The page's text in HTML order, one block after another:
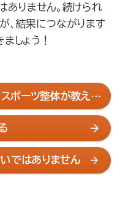
ありません。続けられ
、結果につながります
しょう！
ポーツ整体が教える
のコツ
ではありません